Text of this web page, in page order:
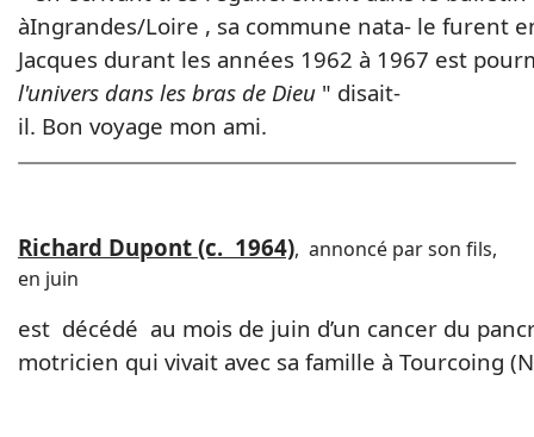
àIngrandes/Loire , sa commune nata- le furent
Jacques durant les années 1962 à 1967 est
l'univers dans les bras de Dieu " disait-
il. Bon voyage mon ami.
Richard Dupont (c. 1964), annoncé par son fils,
en juin
est décédé au mois de juin d’un cancer du
motricien qui vivait avec sa famille à Tourcoing